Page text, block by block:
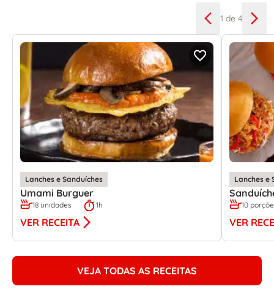
1 de 4
Lanches e Sanduíches
Umami Burguer
18 unidades 1h
VER RECEITA
Lanches e
10
VER
VEJA TODAS AS RECEITAS